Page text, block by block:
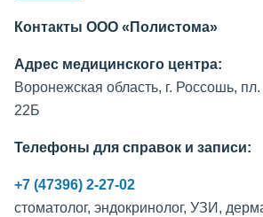
Контакты ООО «Полистома»
Адрес медицинского центра:
Воронежская область, г. Россошь,
22Б
Телефоны для справок и записи:
+7 (47396) 2-27-02
стоматолог, эндокринолог, УЗИ,